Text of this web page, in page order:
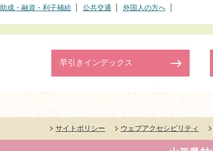
助成・融資・利子補給 公共交通 外国人の方へ
早引きインデックス
サイトポリシー ウェブアクセシビリティ